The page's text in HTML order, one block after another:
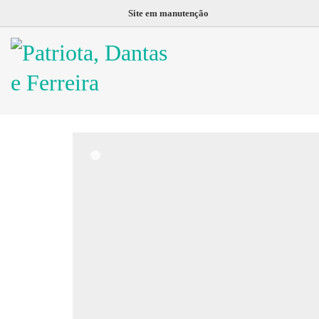
Site em manutenção